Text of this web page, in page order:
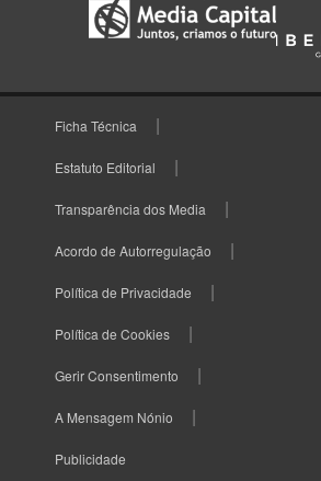
Ficha Técnica
Estatuto Editorial
Transparência dos Media
Acordo de Autorregulação
Política de Privacidade
Política de Cookies
Gerir Consentimento
A Mensagem Nónio
Publicidade